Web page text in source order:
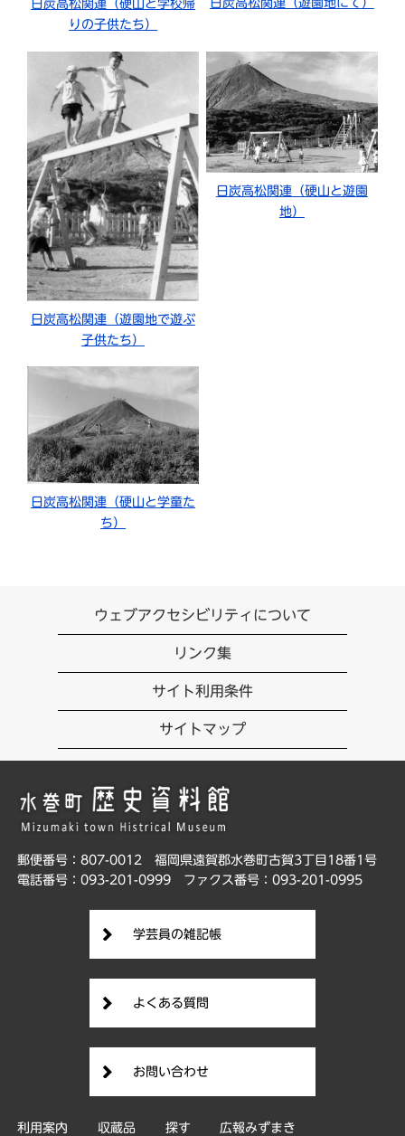
日炭高松関連（硬山と学校帰
りの子供たち）
日炭高松関連（遊園地で遊ぶ
子供たち）
日炭高松関連（硬山と遊園
地）
日炭高松関連（硬山と学童た
ち）
ウェブアクセシビリティについて
リンク集
サイト利用条件
サイトマップ
郵便番号：807-0012
福岡県遠賀郡水巻町古賀3丁目18番1号
電話番号：093-201-0999
ファクス番号：093-201-0995
学芸員の雑記帳
よくある質問
お問い合わせ
利用案内 収蔵品 探す 広報みずまき